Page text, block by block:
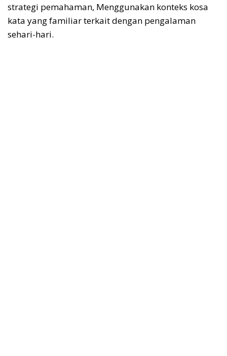
strategi pemahaman, Menggunakan konteks kosa
kata yang familiar terkait dengan pengalaman
sehari-hari.